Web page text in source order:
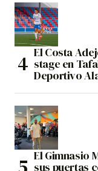
El Costa
stage en
Deportivo
El Gimnasio
sus puertas